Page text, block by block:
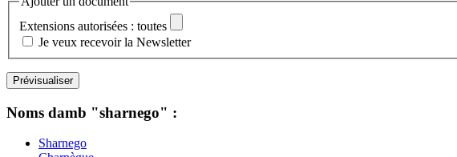
Extensions autorisées : toutes
Je veux recevoir la Newsletter
Noms damb "sharnego" :
Sharnego